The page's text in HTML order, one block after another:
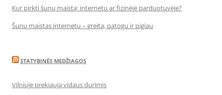
Kur pirkti šunų maistą: internetu ar fizinėje parduotuvėje?
Šunų maistas internetu – greita, patogu ir pigiau
STATYBINĖS MEDŽIAGOS
Vilniuje prekiauja vidaus durimis